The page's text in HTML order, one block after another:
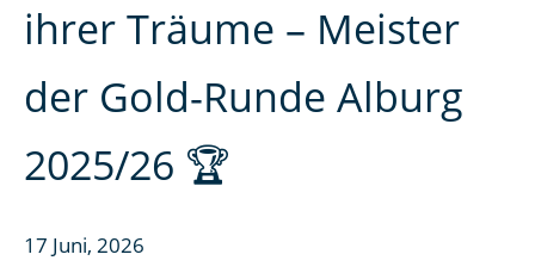
ihrer Träume – Meister
der Gold-Runde Alburg
2025/26 🏆
17 Juni, 2026